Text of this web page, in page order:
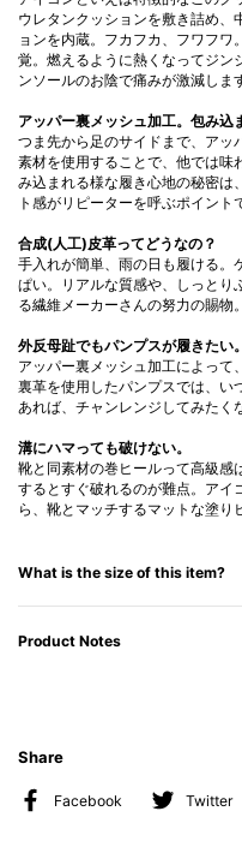
ウレタンクッションを敷き詰め、
ョンを内蔵。フカフカ、フワフ
覚。燃えるように熱くなってジン
ンソールのお陰で痛みが激減しま
アッパー裏メッシュ加工。包み込
つま先から足のサイドまで、アッ
素材を使用することで、他では味
み込まれる様な履き心地の秘密は
ト感がリピーターを呼ぶポイント
合成(人工)皮革ってどうなの？
手入れが簡単、雨の日も履ける。
ぱい。リアルな質感や、しっとり
る繊維メーカーさんの努力の賜物。
外反母趾でもパンプスが履きたい。
アッパー裏メッシュ加工によっ
裏革を使用したパンプスでは、い
あれば、チャンレンジしてみたく
溝にハマっても破けない。
靴と同素材の巻ヒールって高級感
するとすぐ破れるのが難点。アイ
ら、靴とマッチするマットな塗り
What is the size of this item?
Product Notes
Share
Facebook Twitter